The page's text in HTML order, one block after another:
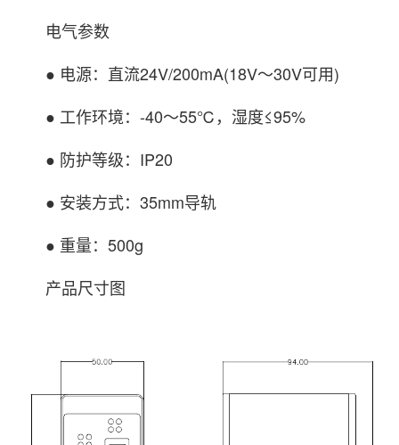
电气参数
● 电源：直流24V/200mA(18V～30V可用)
● 工作环境：-40～55℃，湿度≤95%
● 防护等级：IP20
● 安装方式：35mm导轨
● 重量：500g
产品尺寸图